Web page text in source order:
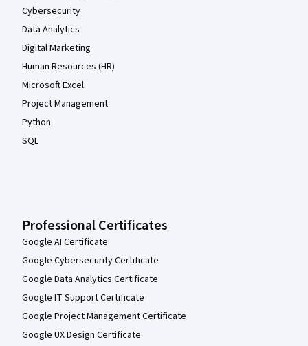
Cybersecurity
Data Analytics
Digital Marketing
Human Resources (HR)
Microsoft Excel
Project Management
Python
SQL
Professional Certificates
Google AI Certificate
Google Cybersecurity Certificate
Google Data Analytics Certificate
Google IT Support Certificate
Google Project Management Certificate
Google UX Design Certificate